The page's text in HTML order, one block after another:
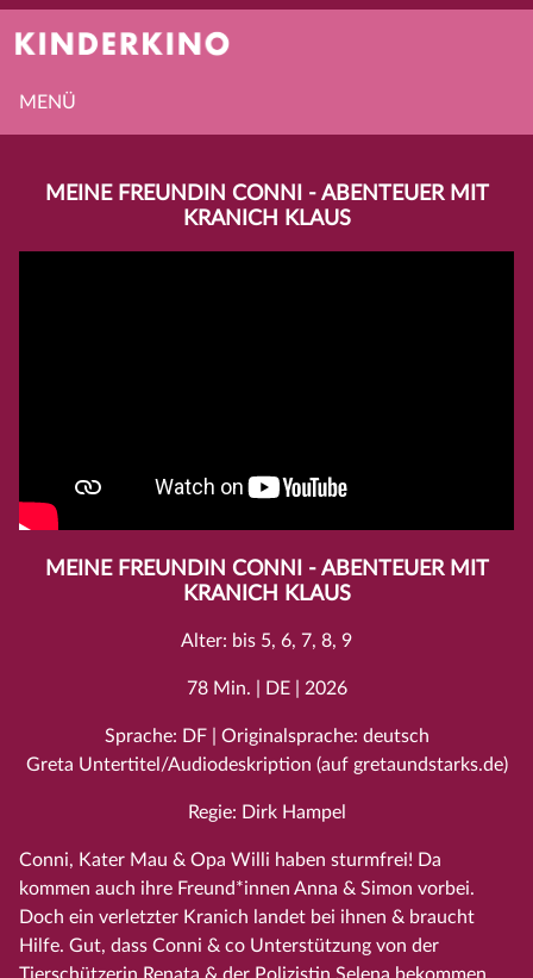
MENÜ
MEINE FREUNDIN CONNI - ABENTEUER MIT
KRANICH KLAUS
MEINE FREUNDIN CONNI - ABENTEUER MIT
KRANICH KLAUS
Alter: bis 5, 6, 7, 8, 9
78 Min. | DE | 2026
Sprache: DF | Originalsprache: deutsch
Greta Untertitel/Audiodeskription (auf gretaundstarks.de)
Regie: Dirk Hampel
Conni, Kater Mau & Opa Willi haben sturmfrei! Da
kommen auch ihre Freund*innen Anna & Simon vorbei.
Doch ein verletzter Kranich landet bei ihnen & braucht
Hilfe. Gut, dass Conni & co Unterstützung von der